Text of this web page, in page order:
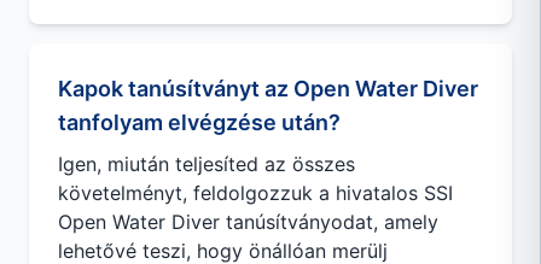
Kapok tanúsítványt az Open Water Diver
tanfolyam elvégzése után?
Igen, miután teljesíted az összes
követelményt, feldolgozzuk a hivatalos SSI
Open Water Diver tanúsítványodat, amely
lehetővé teszi, hogy önállóan merülj